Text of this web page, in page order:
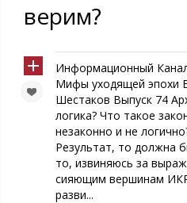
верим?
Информационный
Мифы уходящей эпохи
Шестаков Выпуск 74
логика? Что такое
незаконно и не
Результат, то должна
то, извиняюсь за
сияющим вершинам
разви...